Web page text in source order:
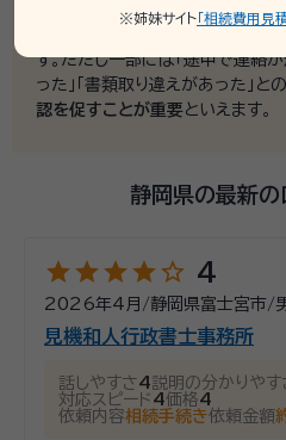
れました。進捗報告もこまめで、
す。ただし一部には「途中で連絡
った」「書類取り違えがあった」と
認を促すことが重要といえます。
静岡県の最新の
starstarstarstarstar_outline 4
2026年4月 /静岡県富士宮市/
見機和人行政書士事務所
話しやすさ4説明の分かりやす
対応スピード 4価格4
依頼内容相続手続き依頼金額
※姉妹サイト 「相続費用見